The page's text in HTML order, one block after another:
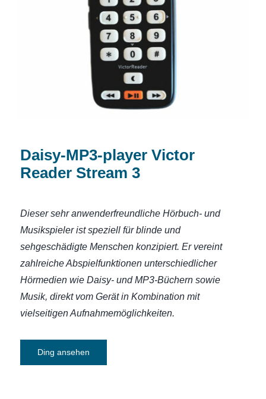
Daisy-MP3-player Victor Reader Stream
3
Daisy-MP3-player Victor
Reader Stream 3
Dieser sehr anwenderfreundliche Hörbuch- und
Musikspieler ist speziell für blinde und
sehgeschädigte Menschen konzipiert.Er vereint
zahlreiche Abspielfunktionen unterschiedlicher
Hörmedien wie Daisy- und MP3-Büchern sowie
Musik, direkt vom Gerät in Kombination mit
vielseitigen Aufnahmemöglichkeiten.
Ding ansehen